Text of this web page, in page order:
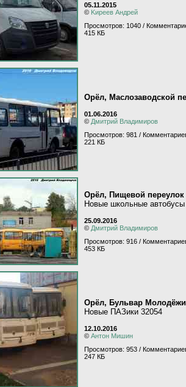
05.11.2015
© Kиpeeв Aндpeй
Просмотров: 1040 /
415 КБ
Орёл, Маслозаводской
01.06.2016
© Дмитрий Владимиров
Просмотров: 981 /
221 КБ
Орёл, Пищевой переулок
Новые школьные
25.09.2016
© Дмитрий Владимиров
Просмотров: 916 /
453 КБ
Орёл, Бульвар Молодёжи
Новые ПАЗики 32054
12.10.2016
© Антон Мишин
Просмотров: 953 /
247 КБ